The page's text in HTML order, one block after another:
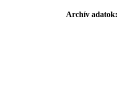
Archív adatok: